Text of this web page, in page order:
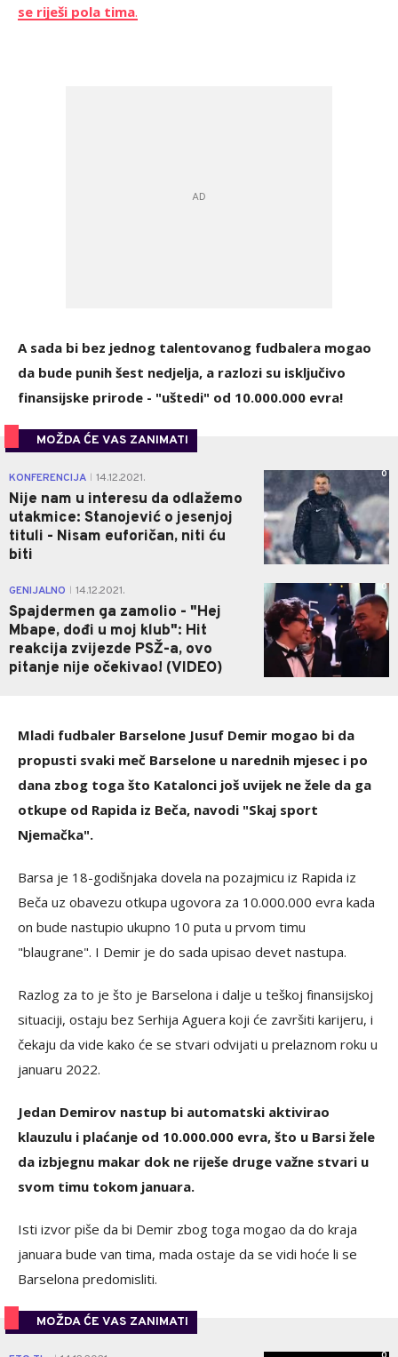
se riješi pola tima.
A sada bi bez jednog talentovanog fudbalera mogao
da bude punih šest nedjelja, a razlozi su isključivo
finansijske prirode - "uštedi" od 10.000.000 evra!
MOŽDA ĆE VAS ZANIMATI
KONFERENCIJA 14.12.2021.
Nije nam u interesu da odlažemo
utakmice: Stanojević o jesenjoj
tituli - Nisam euforičan, niti ću
biti
0
GENIJALNO 14.12.2021.
Spajdermen ga zamolio - "Hej
Mbape, dođi u moj klub": Hit
reakcija zvijezde PSŽ-a, ovo
pitanje nije očekivao! (VIDEO)
0
Mladi fudbaler Barselone Jusuf Demir mogao bi da
propusti svaki meč Barselone u narednih mjesec i po
dana zbog toga što Katalonci još uvijek ne žele da ga
otkupe od Rapida iz Beča, navodi "Skaj sport
Njemačka".
Barsa je 18-godišnjaka dovela na pozajmicu iz Rapida iz
Beča uz obavezu otkupa ugovora za 10.000.000 evra kada
on bude nastupio ukupno 10 puta u prvom timu
"blaugrane". I Demir je do sada upisao devet nastupa.
Razlog za to je što je Barselona i dalje u teškoj finansijskoj
situaciji, ostaju bez Serhija Aguera koji će završiti karijeru, i
čekaju da vide kako će se stvari odvijati u prelaznom roku u
januaru 2022.
Jedan Demirov nastup bi automatski aktivirao
klauzulu i plaćanje od 10.000.000 evra, što u Barsi žele
da izbjegnu makar dok ne riješe druge važne stvari u
svom timu tokom januara.
Isti izvor piše da bi Demir zbog toga mogao da do kraja
januara bude van tima, mada ostaje da se vidi hoće li se
Barselona predomisliti.
MOŽDA ĆE VAS ZANIMATI